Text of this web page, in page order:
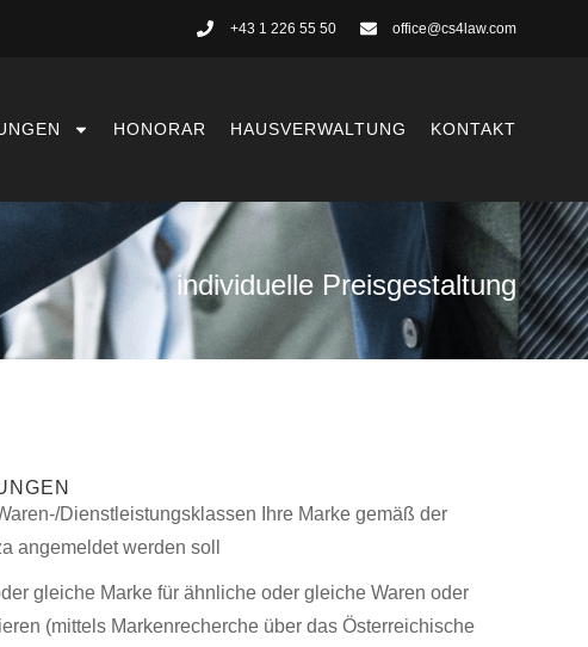
+43 1 226 55 50 office@cs4law.com
HONORAR HAUSVERWALTUNG KONTAKT
individuelle Preisgestaltung
Dienstleistungsklassen Ihre Marke gemäß der
an­gemeldet werden soll
gleiche Marke für ähnliche oder gleiche Waren oder
(mittels Markenrecherche über das Österreichische